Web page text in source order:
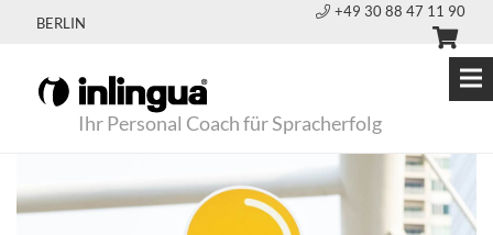
BERLIN
+49 30 88 47 11 90
Ihr Personal Coach für Spracherfolg